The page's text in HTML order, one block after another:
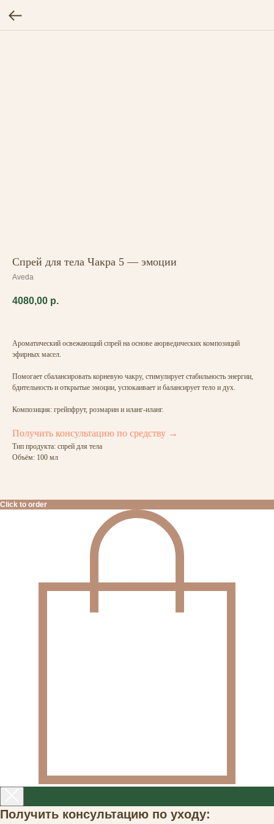
Спрей для тела Чакра 5 — эмоции
Aveda
4080,00 р.
Ароматический освежающий спрей на основе аюрведических композиций
эфирных масел.
Помогает сбалансировать корневую чакру, стимулирует стабильность энергии,
бдительность и открытые эмоции, успокаивает и балансирует тело и дух.
Композиция: грейпфрут, розмарин и иланг-иланг.
Получить консультацию по средству →
Тип продукта: спрей для тела
Объём: 100 мл
Click to order
Получить консультацию по уходу: